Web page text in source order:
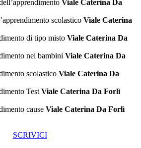
Viale Caterina Da
scolastico Viale Caterina
di tipo misto Viale Caterina Da
nei bambini Viale Caterina Da
scolastico Viale Caterina Da
Test Viale Caterina Da Forlì
cause Viale Caterina Da Forlì
SCRIVICI